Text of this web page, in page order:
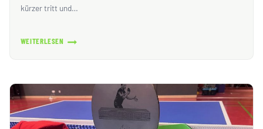
kürzer tritt und…
WEITERLESEN
HERZLICHEN